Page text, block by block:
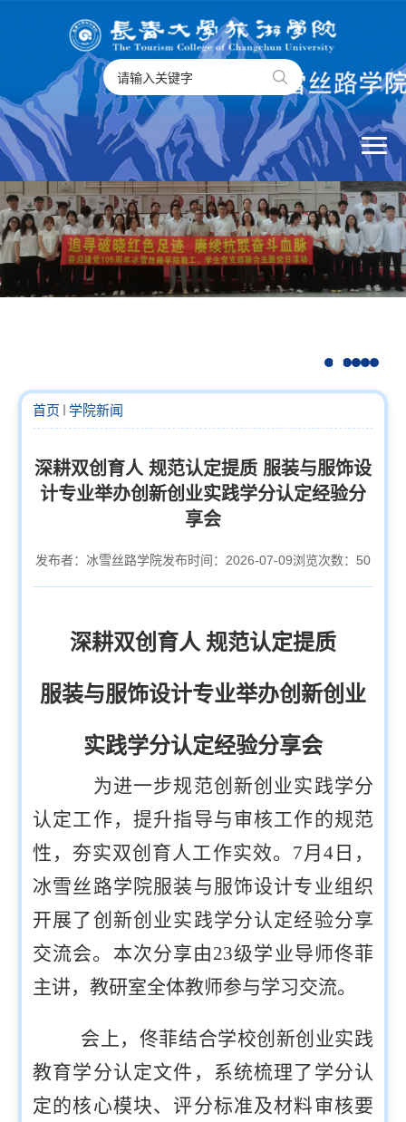
首页 学院新闻
深耕双创育人 规范认定提质 服装与服饰设
计专业举办创新创业实践学分认定经验分
享会
发布者：冰雪丝路学院发布时间：2026-07-09浏览次数： 50
深耕双创育人 规范认定提质
服装与服饰设计专业举办创新创业
实践学分认定经验分享会
为进一步规范创新创业实践学分
认定工作，提升指导与审核工作的规范
性，夯实双创育人工作实效。7月4日，
冰雪丝路学院服装与服饰设计专业组织
开展了创新创业实践学分认定经验分享
交流会。本次分享由23级学业导师佟菲
主讲，教研室全体教师参与学习交流。
会上，佟菲结合学校创新创业实践
教育学分认定文件，系统梳理了学分认
定的核心模块、评分标准及材料审核要